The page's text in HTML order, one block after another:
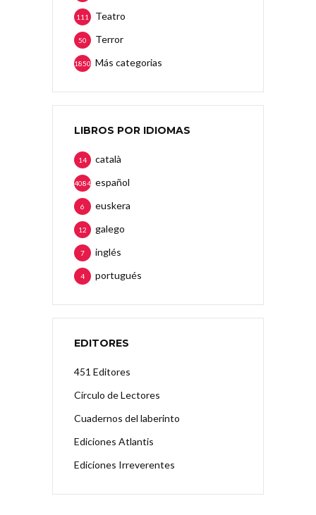
Teatro
111
Terror
50
Más categorias
1850
LIBROS POR IDIOMAS
català
14
español
4084
euskera
6
galego
12
inglés
7
portugués
4
EDITORES
451 Editores
Círculo de Lectores
Cuadernos del laberinto
Ediciones Atlantis
Ediciones Irreverentes